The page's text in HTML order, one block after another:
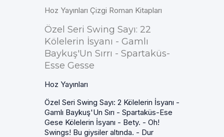
Hoz Yayınları Çizgi Roman Kitapları
Özel Seri Swing Sayı: 22
Kölelerin İsyanı - Gamlı
Baykuş'Un Sırrı - Spartaküs-
Esse Gesse
Hoz Yayınları
Özel Seri Swing Sayı: 2 Kölelerin İsyanı -
Gamlı Baykuş'Un Sırı - Spartaküs-Ese
Gese Kölelerin İsyanı - Bety. - Oh!
Swings! Bu giysiler altında. - Dur